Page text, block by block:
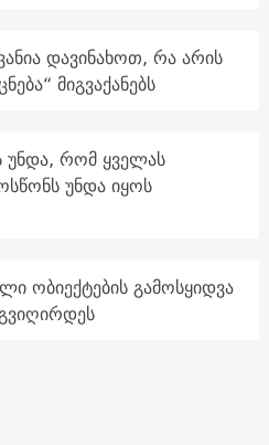
დავინახოთ, რა არის
მიგვაქანებს
უნდა, რომ ყველას
უნდა იყოს
ობიექტების გამოსყიდვა